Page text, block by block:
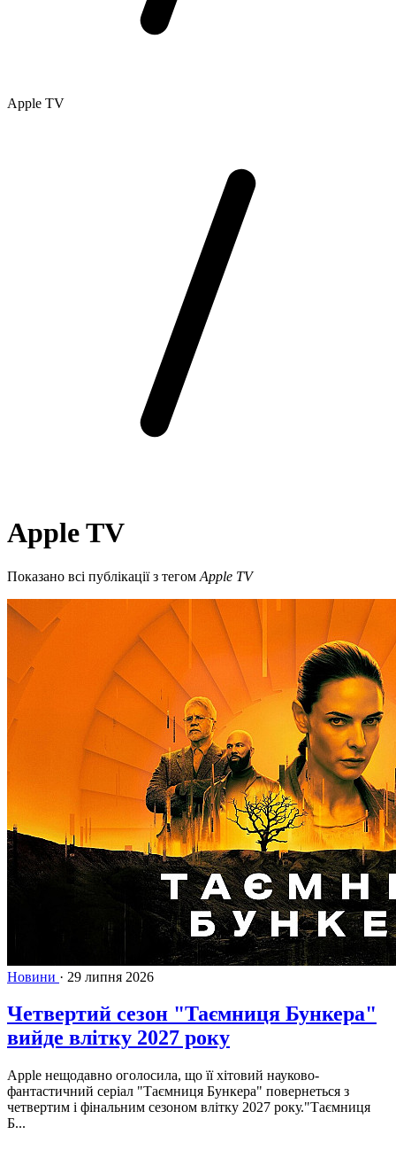
Apple TV
Apple TV
Показано всі публікації з тегом Apple TV
Новини · 29 липня 2026
Четвертий сезон "Таємниця Бункера"
вийде влітку 2027 року
Apple нещодавно оголосила, що її хітовий науково-
фантастичний серіал "Таємниця Бункера" повернеться з
четвертим і фінальним сезоном влітку 2027 року."Таємниця
Б...